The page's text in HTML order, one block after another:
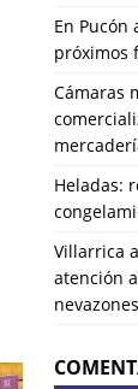
En
próximos
Cámaras
Heladas:
Villarrica
atención